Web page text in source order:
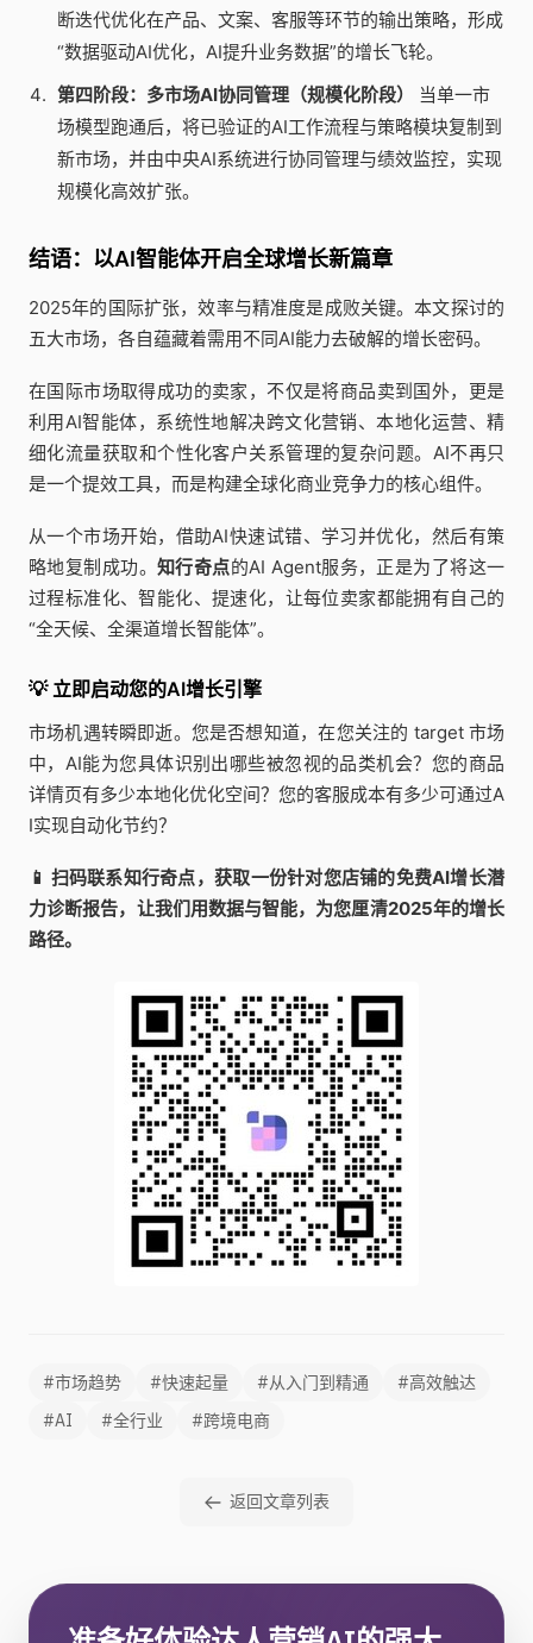
断迭代优化在产品、文案、客服等环节的输出策略，形成
“数据驱动AI优化，AI提升业务数据”的增长飞轮。
第四阶段：多市场AI协同管理（规模化阶段）
当单一市
场模型跑通后，将已验证的AI工作流程与策略模块复制到
新市场，并由中央AI系统进行协同管理与绩效监控，实现
规模化高效扩张。
结语：以AI智能体开启全球增长新篇章
2025年的国际扩张，效率与精准度是成败关键。本文探讨的
五大市场，各自蕴藏着需用不同AI能力去破解的增长密码。
在国际市场取得成功的卖家，不仅是将商品卖到国外，更是
利用AI智能体，系统性地解决跨文化营销、本地化运营、精
细化流量获取和个性化客户关系管理的复杂问题。AI不再只
是一个提效工具，而是构建全球化商业竞争力的核心组件。
从一个市场开始，借助AI快速试错、学习并优化，然后有策
略地复制成功。知行奇点的AI Agent服务，正是为了将这一
过程标准化、智能化、提速化，让每位卖家都能拥有自己的
“全天候、全渠道增长智能体”。
💡 立即启动您的AI增长引擎
市场机遇转瞬即逝。您是否想知道，在您关注的 target 市场
中，AI能为您具体识别出哪些被忽视的品类机会？您的商品
详情页有多少本地化优化空间？您的客服成本有多少可通过A
I实现自动化节约？
📱 扫码联系知行奇点，获取一份针对您店铺的免费AI增长潜
力诊断报告，让我们用数据与智能，为您厘清2025年的增长
路径。
#市场趋势 #快速起量 #从入门到精通
#高效触达
#AI
#全行业 #跨境电商
返回文章列表